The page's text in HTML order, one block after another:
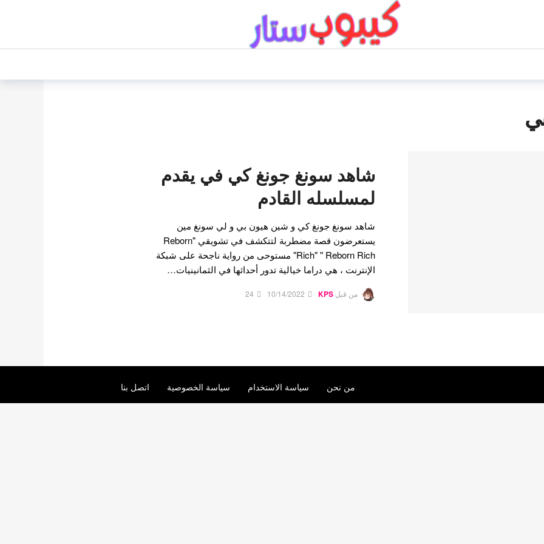
شاهد سونغ جونغ كي في يقدم
لمسلسله القادم
شاهد سونغ جونغ كي و شين هيون بي و لي سونغ مين
يستعرضون قصة مضطربة لتتكشف في تشويقي "Reborn
Rich" " Reborn Rich" مستوحى من رواية ناجحة على شبكة
الإنترنت ، هي دراما خيالية تدور أحداثها في الثمانينيات…
من قبل KPS
10/14/2022
24
من نحن سياسة الاستخدام سياسة الخصوصية اتصل بنا